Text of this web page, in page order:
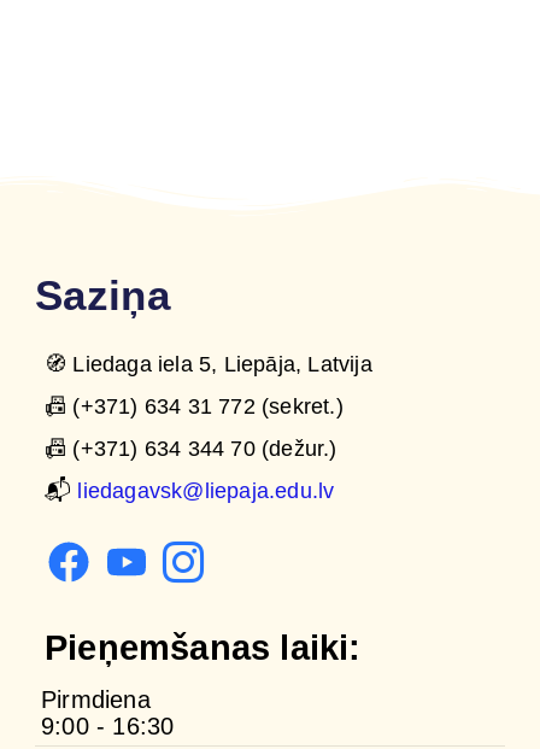
Saziņa
🧭 Liedaga iela 5, Liepāja, Latvija
📠 (+371) 634 31 772 (sekret.)
📠 (+371) 634 344 70 (dežur.)
📬 liedagavsk@liepaja.edu.lv
Pieņemšanas laiki:
Pirmdiena
9:00 - 16:30